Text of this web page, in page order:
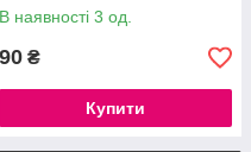
В наявності 3 од.
90 ₴
Купити